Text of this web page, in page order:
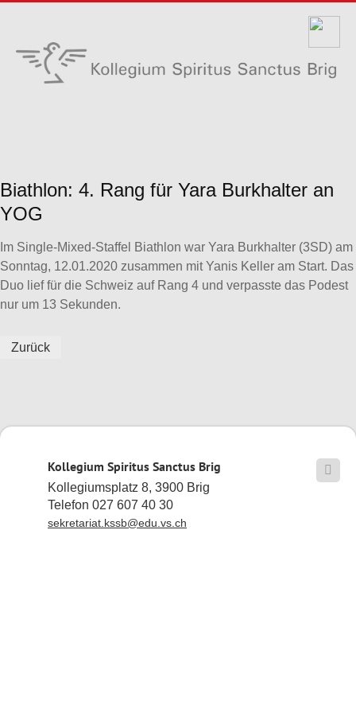
Biathlon: 4. Rang für Yara Burkhalter an
YOG
Im Single-Mixed-Staffel Biathlon war Yara Burkhalter (3SD) am
Sonntag, 12.01.2020 zusammen mit Yanis Keller am Start. Das
Duo lief für die Schweiz auf Rang 4 und verpasste das Podest
nur um 13 Sekunden.
Zurück
Kollegium Spiritus Sanctus Brig
Kollegiumsplatz 8, 3900 Brig
Telefon 027 607 40 30
sekretariat.kssb@edu.vs.ch
